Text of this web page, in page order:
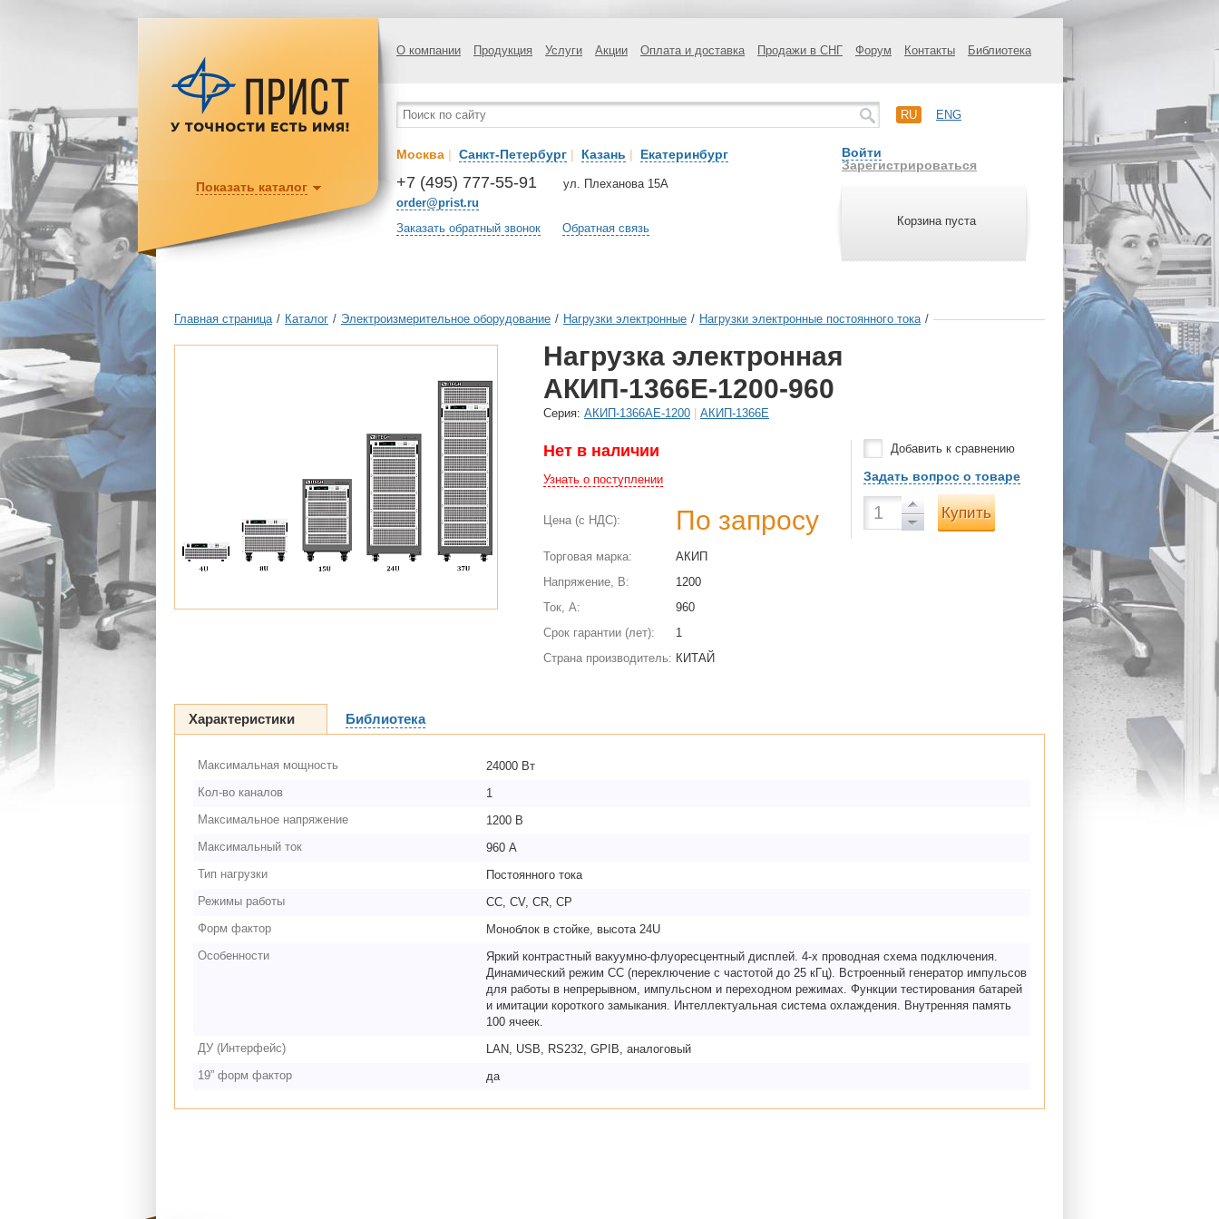
О компании Продукция Услуги Акции Оплата и доставка Продажи в СНГ Форум Контакты Библиотека
RU ENG
Москва | Санкт-Петербург | Казань | Екатеринбург
+7 (495) 777-55-91
order@prist.ru
ул. Плеханова 15А
Заказать обратный звонок Обратная связь
Войти
Зарегистрироваться
Корзина пуста
Показать каталог
Главная страница / Каталог / Электроизмерительное оборудование / Нагрузки электронные / Нагрузки электронные постоянного тока /
Нагрузка электронная
АКИП-1366Е-1200-960
Cерия: АКИП-1366АЕ-1200 АКИП-1366Е
Нет в наличии
Узнать о поступлении
Цена (с НДС): По запросу
Торговая марка:
АКИП
Напряжение, В:
1200
Ток, А:
960
Срок гарантии (лет):
1
Страна производитель: КИТАЙ
Добавить к сравнению
Задать вопрос о товаре
Купить
Характеристики Библиотека
Максимальная мощность
24000 Вт
Кол-во каналов
1
Максимальное напряжение
1200 В
Максимальный ток
960 А
Тип нагрузки
Постоянного тока
Режимы работы
CC, CV, CR, CP
Форм фактор
Моноблок в стойке, высота 24U
Особенности
Яркий контрастный вакуумно-флуоресцентный дисплей. 4-х проводная схема подключения.
Динамический режим CC (переключение с частотой до 25 кГц). Встроенный генератор импульсов
для работы в непрерывном, импульсном и переходном режимах. Функции тестирования батарей
и имитации короткого замыкания. Интеллектуальная система охлаждения. Внутренняя память
100 ячеек.
ДУ (Интерфейс)
LAN, USB, RS232, GPIB, аналоговый
19” форм фактор
да